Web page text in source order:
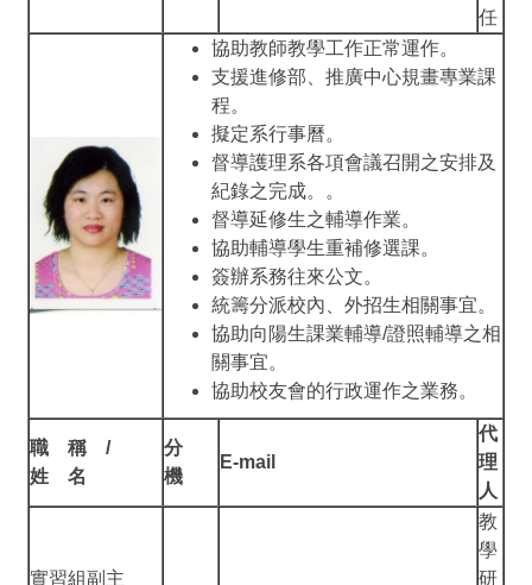
任
協助教師教學工作正常運作。
支援進修部、推廣中心規畫專業課
程。
擬定系行事曆。
督導護理系各項會議召開之安排及
紀錄之完成。。
督導延修生之輔導作業。
協助輔導學生重補修選課。
簽辦系務往來公文。
統籌分派校內、外招生相關事宜。
協助向陽生課業輔導/證照輔導之相
關事宜。
協助校友會的行政運作之業務。
職 稱 /
姓 名
分
機
E-mail
代
理
人
實習組副主
教
學
研